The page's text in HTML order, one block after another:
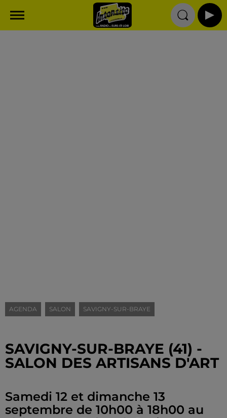
AGENDA SALON SAVIGNY-SUR-BRAYE
SAVIGNY-SUR-BRAYE (41) -
SALON DES ARTISANS D'ART
Samedi 12 et dimanche 13
septembre de 10h00 à 18h00 au